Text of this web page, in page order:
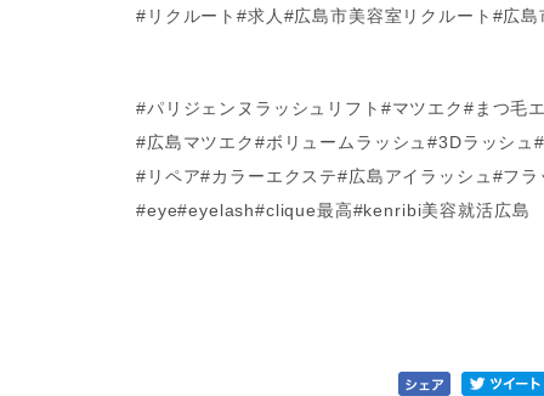
#リクルート#求人#広島市美容室リクルート#広島
#パリジェンヌラッシュリフト#マツエク#まつ毛
#広島マツエク#ボリュームラッシュ#3Dラッシュ
#リペア#カラーエクステ#広島アイラッシュ#フ
#eye#eyelash#clique最高#kenribi美容就活広島